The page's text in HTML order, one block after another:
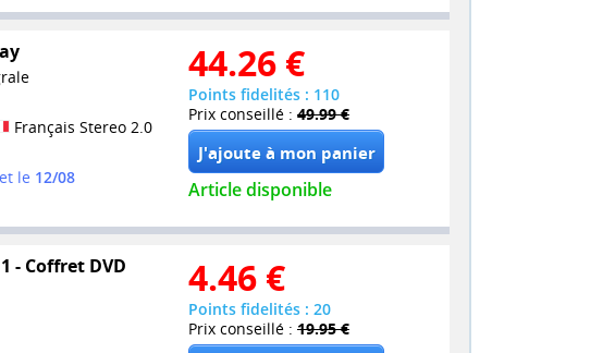
Français Stereo 2.0
le 12/08
44.26 €
Points fidelités : 110
Prix conseillé : 49.99 €
Article disponible
- Coffret DVD 4.46 €
Points fidelités : 20
Prix conseillé : 19.95 €